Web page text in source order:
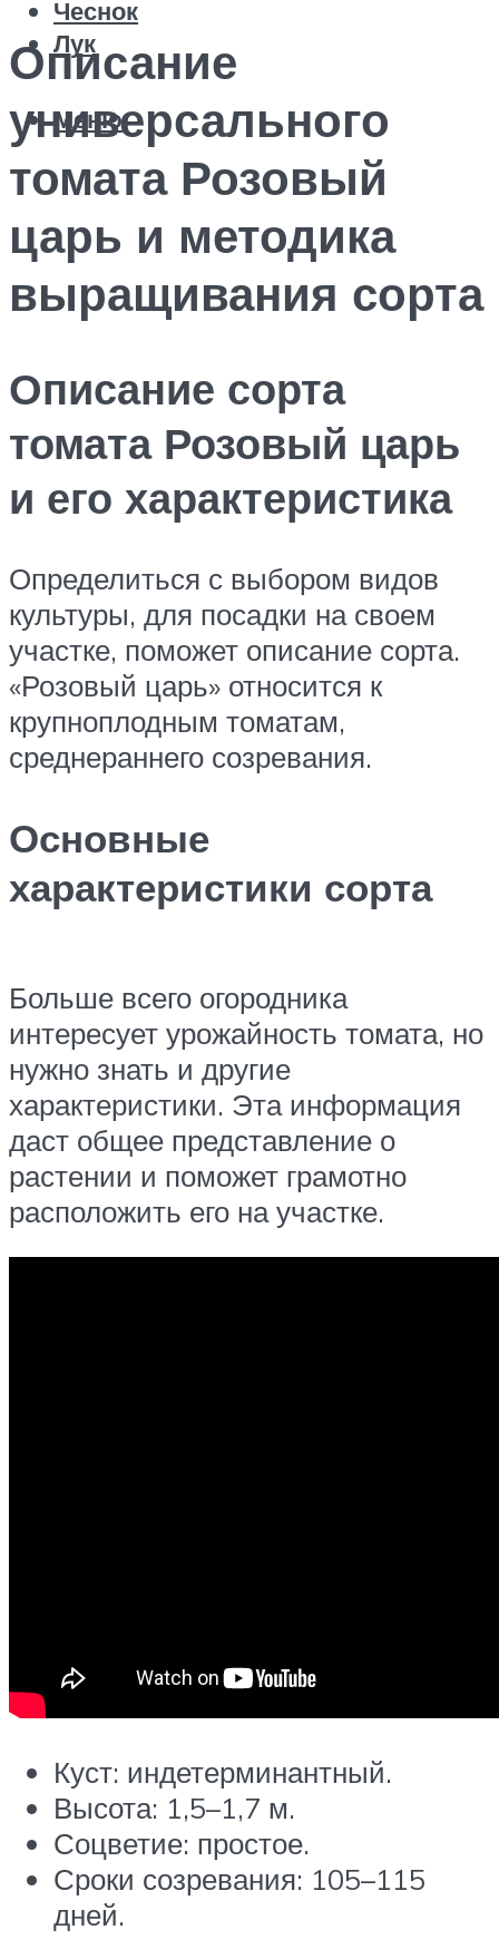
Чеснок
Лук
Меню
Описание
универсального
томата Розовый
царь и методика
выращивания сорта
Описание сорта
томата Розовый царь
и его характеристика
Определиться с выбором видов
культуры, для посадки на своем
участке, поможет описание сорта.
«Розовый царь» относится к
крупноплодным томатам,
среднераннего созревания.
Основные
характеристики сорта
Больше всего огородника
интересует урожайность томата, но
нужно знать и другие
характеристики. Эта информация
даст общее представление о
растении и поможет грамотно
расположить его на участке.
Куст: индетерминантный.
Высота: 1,5–1,7 м.
Соцветие: простое.
Сроки созревания: 105–115
дней.